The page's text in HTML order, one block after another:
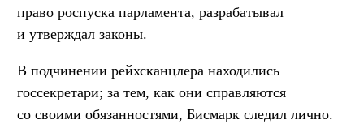
право роспуска парламента, разрабатывал
и утверждал законы.
В подчинении рейхсканцлера находились
госсекретари; за тем, как они справляются
со своими обязанностями, Бисмарк следил лично.